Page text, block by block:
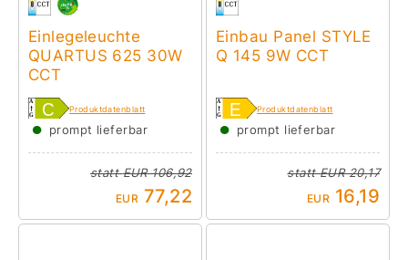
Einlegeleuchte
QUARTUS 625 30W
CCT
Produktdatenblatt
● prompt lieferbar
stattEUR 106,92
EUR 77,22
Einbau Panel STYLE
Q 145 9W CCT
Produktdatenblatt
● prompt lieferbar
stattEUR 20,17
EUR 16,19